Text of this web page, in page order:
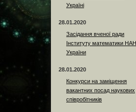
Україні
28.01.2020
Засідання вченої ради
Інституту математики НАН
України
28.01.2020
Конкурси на заміщення
вакантних посад наукових
співробітників